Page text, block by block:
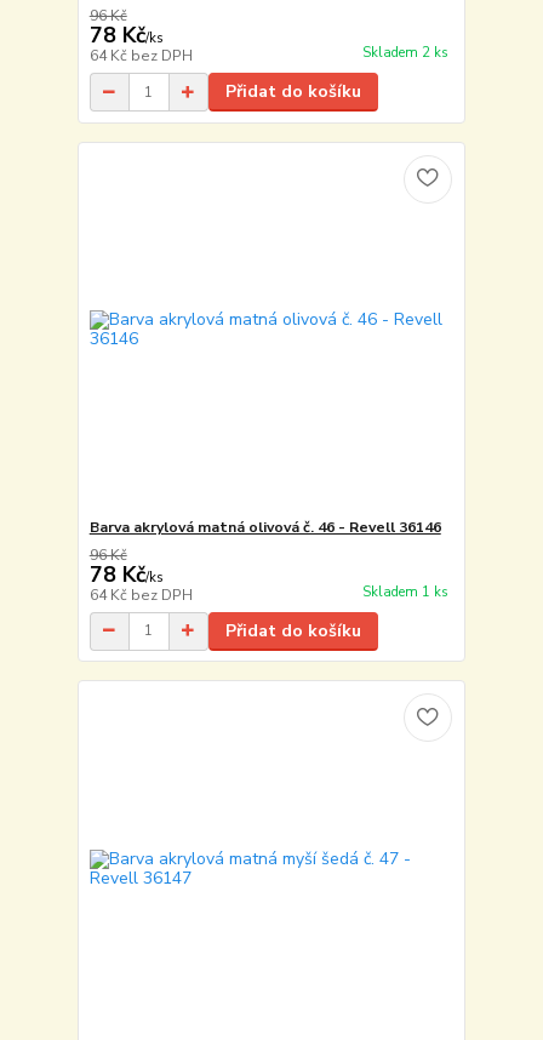
96 Kč
78 Kč/ks
64 Kč bez DPH Skladem 2 ks
Přidat do košíku
Barva akrylová matná olivová č. 46 - Revell 36146
96 Kč
78 Kč/ks
64 Kč bez DPH Skladem 1 ks
Přidat do košíku